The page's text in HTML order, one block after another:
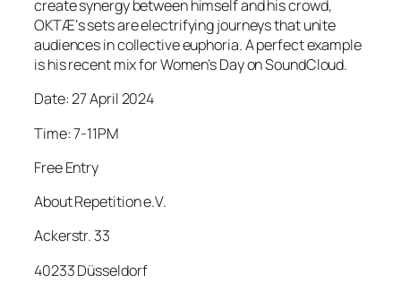
create synergy between himself and his crowd,
OKTÆ‘s sets are electrifying journeys that unite
audiences in collective euphoria. A perfect example
is his recent mix for Women’s Day on SoundCloud.
Date: 27 April 2024
Time: 7-11PM
Free Entry
About Repetition e.V.
Ackerstr. 33
40233 Düsseldorf